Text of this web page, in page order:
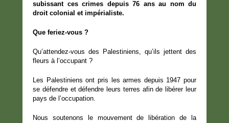
subissant ces crimes depuis 76 ans au nom du
droit colonial et impérialiste.
Que feriez-vous ?
Qu’attendez-vous des Palestiniens, qu’ils jettent des
fleurs à l’occupant ?
Les Palestiniens ont pris les armes depuis 1947 pour
se défendre et défendre leurs terres afin de libérer leur
pays de l’occupation.
Nous soutenons le mouvement de libération de la